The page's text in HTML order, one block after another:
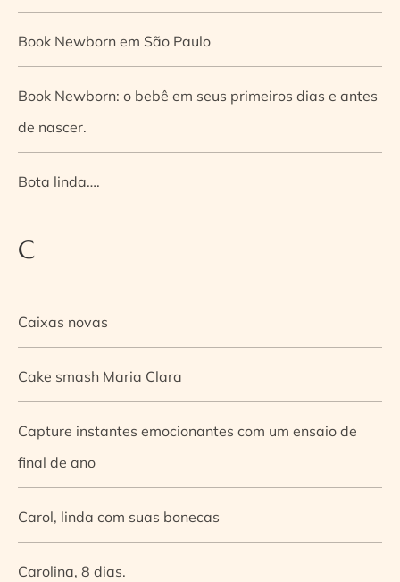
Book Newborn em São Paulo
Book Newborn: o bebê em seus primeiros dias e antes
de nascer.
Bota linda….
C
Caixas novas
Cake smash Maria Clara
Capture instantes emocionantes com um ensaio de
final de ano
Carol, linda com suas bonecas
Carolina, 8 dias.